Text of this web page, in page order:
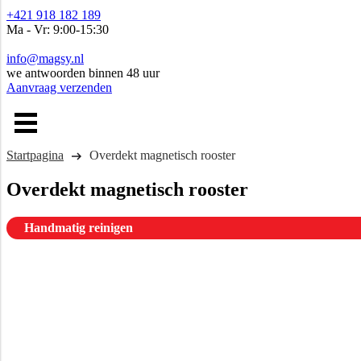
+421 918 182 189
Ma - Vr: 9:00-15:30
info@magsy.nl
we antwoorden binnen 48 uur
Aanvraag verzenden
Startpagina Overdekt magnetisch rooster
Overdekt magnetisch rooster
Handmatig reinigen